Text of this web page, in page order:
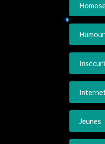
Humour
Jeunes